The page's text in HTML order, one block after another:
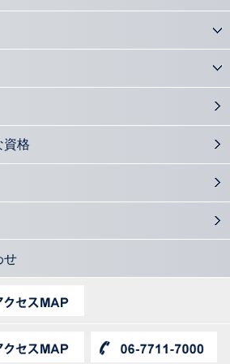
資格
せ